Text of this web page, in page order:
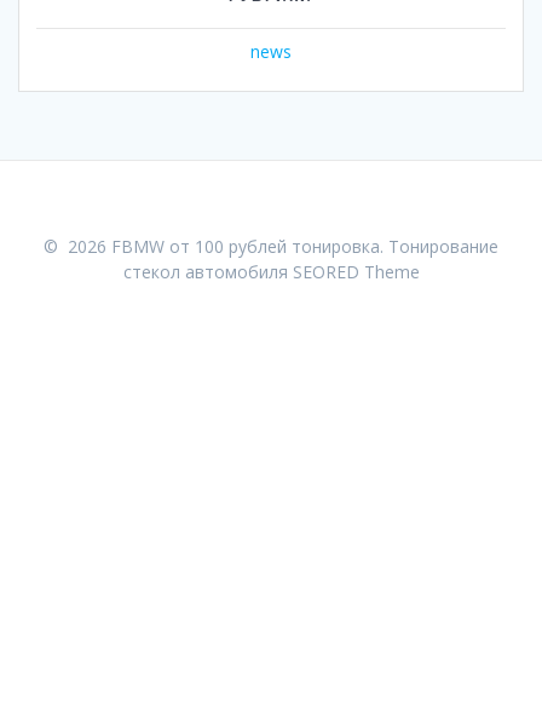
news
© 2026 FBMW от 100 рублей тонировка. Тонирование
стекол автомобиля SEORED Theme